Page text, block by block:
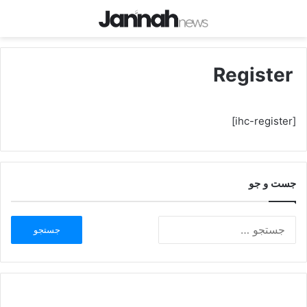
Register
[ihc-register]
جست و جو